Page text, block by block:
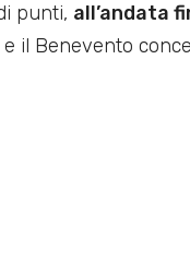
punti, all’andata
il Benevento